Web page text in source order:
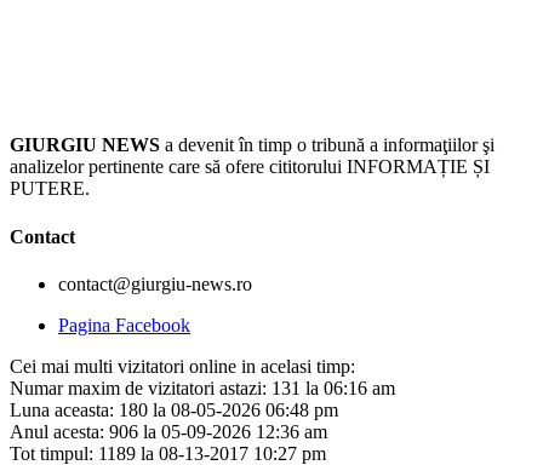
GIURGIU NEWS a devenit în timp o tribună a informaţiilor şi
analizelor pertinente care să ofere cititorului INFORMAȚIE ȘI
PUTERE.
Contact
contact@giurgiu-news.ro
Pagina Facebook
Cei mai multi vizitatori online in acelasi timp:
Numar maxim de vizitatori astazi: 131 la 06:16 am
Luna aceasta: 180 la 08-05-2026 06:48 pm
Anul acesta: 906 la 05-09-2026 12:36 am
Tot timpul: 1189 la 08-13-2017 10:27 pm